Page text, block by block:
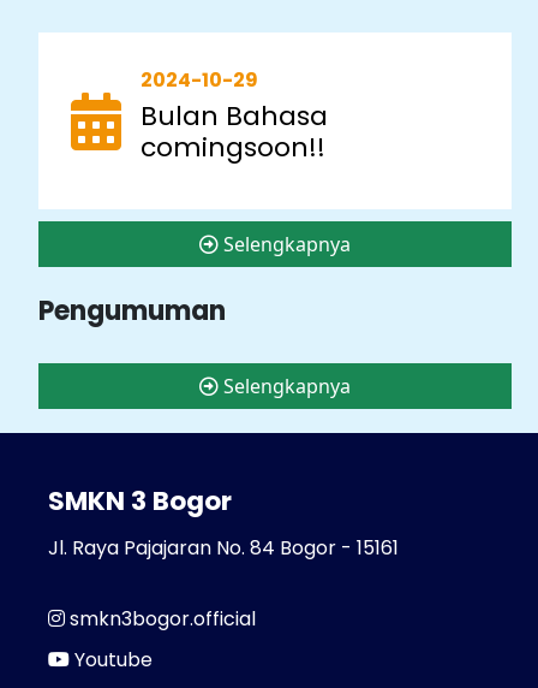
2024-10-29
Bulan Bahasa
comingsoon!!
Selengkapnya
Pengumuman
Selengkapnya
SMKN 3 Bogor
Jl. Raya Pajajaran No. 84 Bogor - 15161
smkn3bogor.official
Youtube